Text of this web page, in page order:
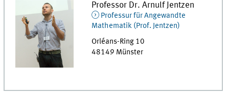
Professor Dr. Arnulf Jentzen
Professur für Angewandte
Mathematik (Prof. Jentzen)
Orléans-Ring 10
48149 Münster